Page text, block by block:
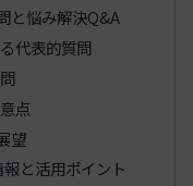
と悩み解決Q&A
代表的質問
点
望
と活用ポイント